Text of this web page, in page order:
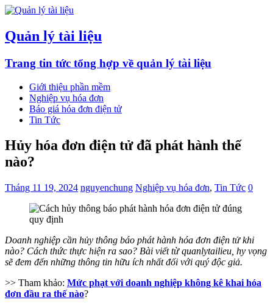
Quản lý tài liệu
Trang tin tức tổng hợp về quản lý tài liệu
Giới thiệu phần mềm
Nghiệp vụ hóa đơn
Báo giá hóa đơn điện tử
Tin Tức
Hủy hóa đơn điện tử đã phát hành thế
nào?
Tháng 11 19, 2024 nguyenchung Nghiệp vụ hóa đơn, Tin Tức 0
Doanh nghiệp cần hủy thông báo phát hành hóa đơn điện tử khi
nào? Cách thức thực hiện ra sao? Bài viết từ quanlytailieu, hy vọng
sẽ đem đến những thông tin hữu ích nhất đối với quý độc giả.
>> Tham khảo: Mức phạt với doanh nghiệp không kê khai hóa
đơn đầu ra thế nào?